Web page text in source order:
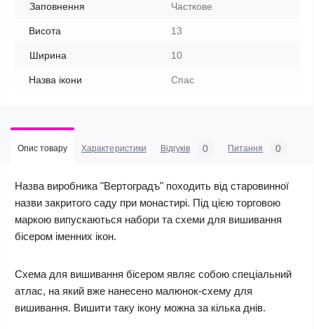
Заповнення Часткове
Висота 13
Ширина 10
Назва ікони Спас
Опис товару Характеристики Відгуків 0 Питання 0
Назва виробника "Вертоградъ" походить від старовинної
назви закритого саду при монастирі. Під цією торговою
маркою випускаються набори та схеми для вишивання
бісером іменних ікон.
Схема для вишивання бісером являє собою спеціальний
атлас, на який вже нанесено малюнок-схему для
вишивання. Вишити таку ікону можна за кілька днів.